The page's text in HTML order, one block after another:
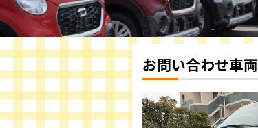
お問い合わせ車両